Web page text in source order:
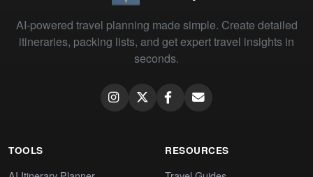
AI-powered travel planning made simple. Create detailed
itineraries, packing lists, and get expert travel insights in
seconds.
TOOLS RESOURCES